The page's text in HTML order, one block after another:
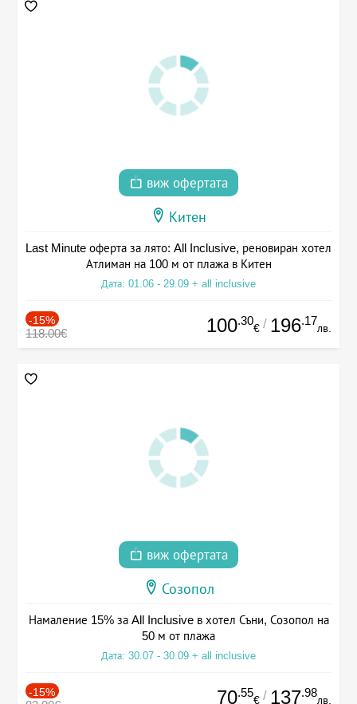
виж офертата
Китен
Last Minute оферта за лято: All Inclusive, реновиран хотел
Атлиман на 100 м от плажа в Китен
Дата: 01.06 - 29.09 + all inclusive
-15%
118.00€ 100.30
€ / 196.17
лв.
виж офертата
Созопол
Намаление 15% за All Inclusive в хотел Съни, Созопол на
50 м от плажа
Дата: 30.07 - 30.09 + all inclusive
-15% 70.55
€ / 137.98
лв.